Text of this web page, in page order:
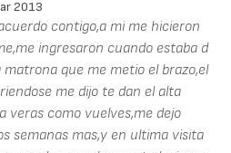
2013
contigo,a mi me hicieron
ingresaron cuando estaba d
que me metio el brazo,el
me dijo te dan el alta
veras como vuelves,me dejo
semanas mas,y en ultima visita